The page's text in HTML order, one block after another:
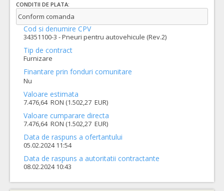
CONDITII DE PLATA:
Conform comanda
Cod si denumire CPV
34351100-3 - Pneuri pentru autovehicule (Rev.2)
Tip de contract
Furnizare
Finantare prin fonduri comunitare
Nu
Valoare estimata
7.476,64 RON (1.502,27 EUR)
Valoare cumparare directa
7.476,64 RON (1.502,27 EUR)
Data de raspuns a ofertantului
05.02.2024 11:54
Data de raspuns a autoritatii contractante
08.02.2024 10:43